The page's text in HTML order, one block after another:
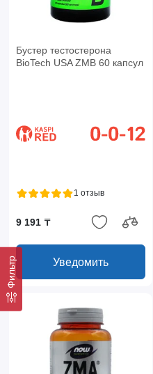
Фильтр
Бустер тестостерона
BioTech USA ZMB 60 капсул
1 отзыв
9 191 ₸
Уведомить